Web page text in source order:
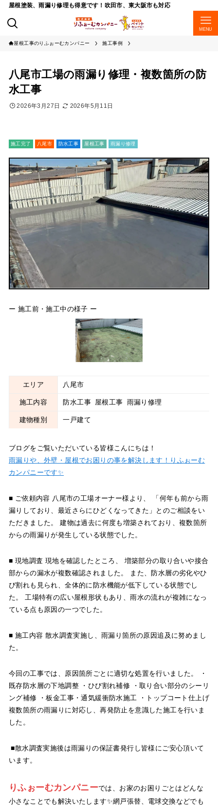
屋根塗装、雨漏り修理も得意です！吹田市、東大阪市も対応
MENU
屋根工事のりふぉーむカンパニー 施工事例
八尾市工場の雨漏り修理・複数箇所の防
水工事
2026年3月27日 2026年5月11日
施工完了 八尾市 防水工事 屋根工事 雨漏り修理
ー 施工前・施工中の様子 ー
エリア 八尾市
施工内容 防水工事 屋根工事 雨漏り修理
建物種別 一戸建て
ブログをご覧いただいている皆様こんにちは！
雨漏りや、外壁・屋根でお困りの事を解決します！りふぉーむ
カンパニーです✨
■ ご依頼内容 八尾市の工場オーナー様より、 「何年も前から雨
漏りしており、最近さらにひどくなってきた」とのご相談をい
ただきました。 建物は過去に何度も増築されており、複数箇所
からの雨漏りが発生している状態でした。
■ 現地調査 現地を確認したところ、 増築部分の取り合いや接合
部からの漏水が複数確認されました。 また、防水層の劣化やひ
び割れも見られ、全体的に防水機能が低下している状態でし
た。 工場特有の広い屋根形状もあり、雨水の流れが複雑になっ
ている点も原因の一つでした。
■ 施工内容 散水調査実施し、雨漏り箇所の原因追及に努めまし
た。
今回の工事では、原因箇所ごとに適切な処置を行いました。 ・
既存防水層の下地調整 ・ひび割れ補修 ・取り合い部分のシーリ
ング補修 ・板金工事・通気緩衝防水施工 ・トップコート仕上げ
複数箇所の雨漏りに対応し、再発防止を意識した施工を行いま
した。
■散水調査実施後は雨漏りの保証書発行し皆様にご安心頂いて
います。
りふぉーむカンパニーでは、お家のお困りごとはどんな
小さなことでも解決いたします✨網戸張替、電球交換などでも